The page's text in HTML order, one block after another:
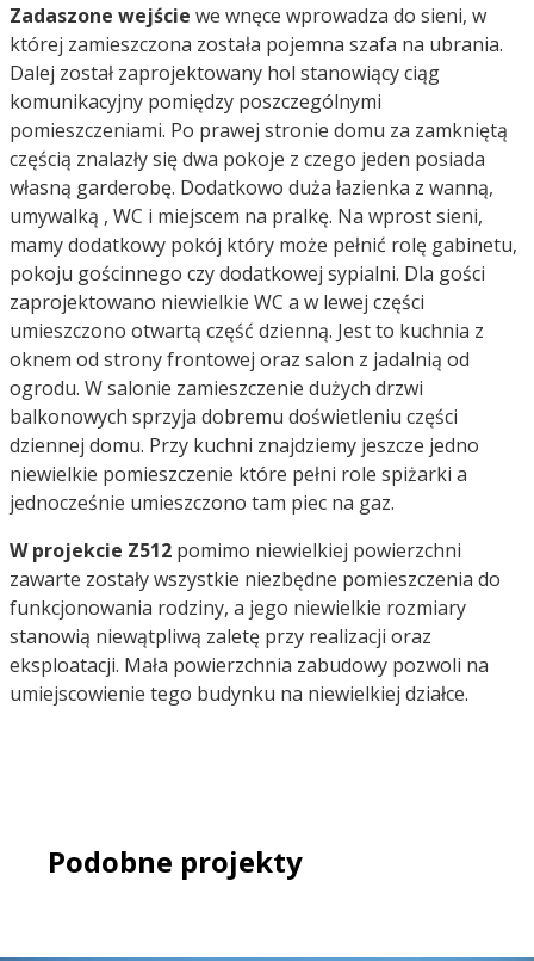
Zadaszone wejście we wnęce wprowadza do sieni, w
której zamieszczona została pojemna szafa na ubrania.
Dalej został zaprojektowany hol stanowiący ciąg
komunikacyjny pomiędzy poszczególnymi
pomieszczeniami. Po prawej stronie domu za zamkniętą
częścią znalazły się dwa pokoje z czego jeden posiada
własną garderobę. Dodatkowo duża łazienka z wanną,
umywalką , WC i miejscem na pralkę. Na wprost sieni,
mamy dodatkowy pokój który może pełnić rolę gabinetu,
pokoju gościnnego czy dodatkowej sypialni. Dla gości
zaprojektowano niewielkie WC a w lewej części
umieszczono otwartą część dzienną. Jest to kuchnia z
oknem od strony frontowej oraz salon z jadalnią od
ogrodu. W salonie zamieszczenie dużych drzwi
balkonowych sprzyja dobremu doświetleniu części
dziennej domu. Przy kuchni znajdziemy jeszcze jedno
niewielkie pomieszczenie które pełni role spiżarki a
jednocześnie umieszczono tam piec na gaz.
W projekcie Z512 pomimo niewielkiej powierzchni
zawarte zostały wszystkie niezbędne pomieszczenia do
funkcjonowania rodziny, a jego niewielkie rozmiary
stanowią niewątpliwą zaletę przy realizacji oraz
eksploatacji. Mała powierzchnia zabudowy pozwoli na
umiejscowienie tego budynku na niewielkiej działce.
Podobne projekty